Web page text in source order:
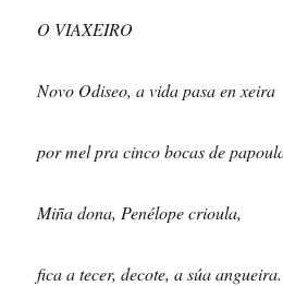
O VIAXEIRO
Novo Odiseo, a vida pasa en xeira
por mel pra cinco bocas de
Miña dona, Penélope crioula,
fica a tecer, decote, a súa